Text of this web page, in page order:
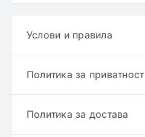
Услови и правила
Политика за приватност
Политика за достава